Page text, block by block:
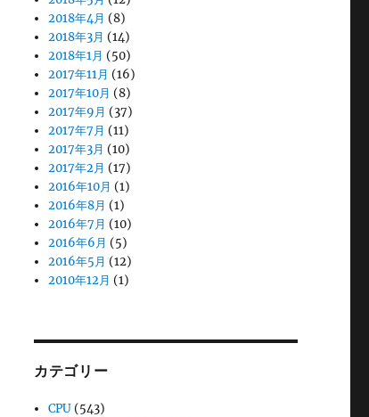
2018年4月 (8)
2018年3月 (14)
2018年1月 (50)
2017年11月 (16)
2017年10月 (8)
2017年9月 (37)
2017年7月 (11)
2017年3月 (10)
2017年2月 (17)
2016年10月 (1)
2016年8月 (1)
2016年7月 (10)
2016年6月 (5)
2016年5月 (12)
2010年12月 (1)
カテゴリー
CPU (543)